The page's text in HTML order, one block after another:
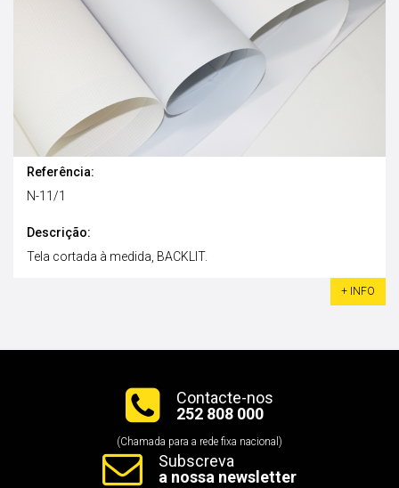
Referência:
N-11/1
Descrição:
Tela cortada à medida, BACKLIT.
+ INFO
Contacte-nos
252 808 000
(Chamada para a rede fixa nacional)
Subscreva
a nossa newsletter